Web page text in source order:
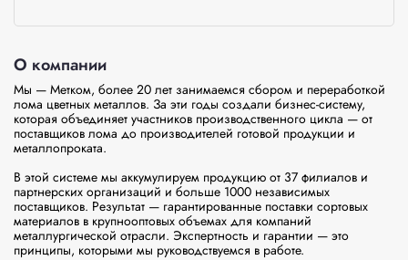
О компании
Мы — Метком, более 20 лет занимаемся сбором и переработкой
лома цветных металлов. За эти годы создали бизнес-систему,
которая объединяет участников производственного цикла — от
поставщиков лома до производителей готовой продукции и
металлопроката.
В этой системе мы аккумулируем продукцию от 37 филиалов и
партнерских организаций и больше 1000 независимых
поставщиков. Результат — гарантированные поставки сортовых
материалов в крупнооптовых объемах для компаний
металлургической отрасли. Экспертность и гарантии — это
принципы, которыми мы руководствуемся в работе.